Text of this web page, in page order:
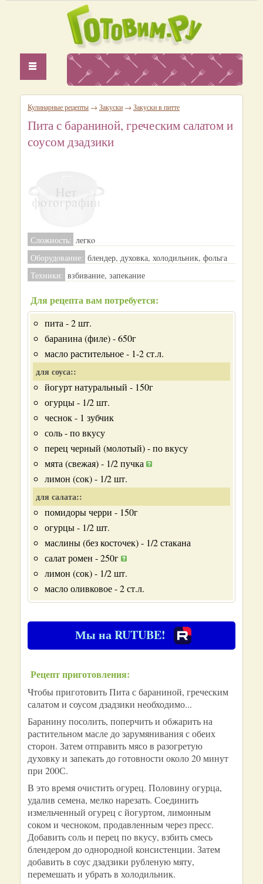
Кулинарные рецепты → Закуски → Закуски в питте
Пита с бараниной, греческим салатом и
соусом дзадзики
Сложность: легкo
Оборудование: блендер, духовка, холодильник, фольга
Техники: взбивание, запекание
Для рецепта вам потребуется:
пита - 2 шт.
баранина (филе) - 650г
масло растительное - 1-2 ст.л.
для соуса::
йогурт натуральный - 150г
огурцы - 1/2 шт.
чеснок - 1 зубчик
соль - по вкусу
перец черный (молотый) - по вкусу
мята (свежая) - 1/2 пучка
лимон (сок) - 1/2 шт.
для салата::
помидоры черри - 150г
огурцы - 1/2 шт.
маслины (без косточек) - 1/2 стакана
салат ромен - 250г
лимон (сок) - 1/2 шт.
масло оливковое - 2 ст.л.
Мы на RUTUBE!
Рецепт приготовления:
Чтобы приготовить Пита с бараниной, греческим
салатом и соусом дзадзики необходимо...
Баранину посолить, поперчить и обжарить на
растительном масле до зарумянивания с обеих
сторон. Затем отправить мясо в разогретую
духовку и запекать до готовности около 20 минут
при 200С.
В это время очистить огурец. Половину огурца,
удалив семена, мелко нарезать. Соединить
измельченный огурец с йогуртом, лимонным
соком и чесноком, продавленным через пресс.
Добавить соль и перец по вкусу, взбить смесь
блендером до однородной консистенции. Затем
добавить в соус дзадзики рубленую мяту,
перемешать и убрать в холодильник.